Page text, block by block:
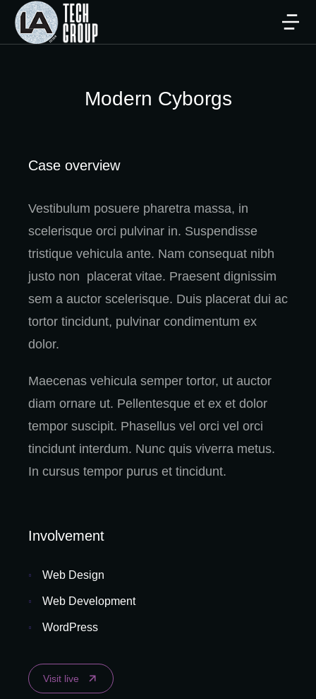
Modern Cyborgs
Case overview
Vestibulum posuere pharetra massa, in
scelerisque orci pulvinar in. Suspendisse
tristique vehicula ante. Nam consequat nibh
justo non placerat vitae. Praesent dignissim
sem a auctor scelerisque. Duis placerat dui ac
tortor tincidunt, pulvinar condimentum ex
dolor.
Maecenas vehicula semper tortor, ut auctor
diam ornare ut. Pellentesque et ex et dolor
tempor suscipit. Phasellus vel orci vel orci
tincidunt interdum. Nunc quis viverra metus.
In cursus tempor purus et tincidunt.
Involvement
Web Design
Web Development
WordPress
Visit live